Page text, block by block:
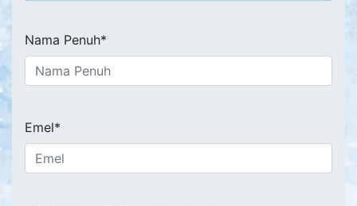
Nama Penuh*
Emel*